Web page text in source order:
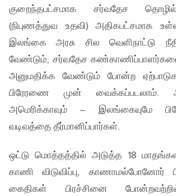
குறைந்தபட்சமாக சர்வதேச
(நிபுணத்துவ உதவி) அதிகபட்சமாக
இலங்கை அரசு சில வெளிநாட்டு
வேண்டும், சர்வதேச
அனுமதிக்க வேண்டும் போன்ற
பிரேரணை முன் வைக்கப்படலாம்.
அமெரிக்காவும் – இலங்கையுமே
வடிவத்தை தீர்மானிப்பார்கள்.
ஒட்டு மொத்தத்தில் அடுத்த 18
காணி விடுவிப்பு, காணாமல்போனோர்
கைதிகள் பிரச்சினை